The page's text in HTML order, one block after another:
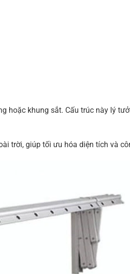
khung sắt. Cấu trúc này lý
trời, giúp tối ưu hóa diện tích và